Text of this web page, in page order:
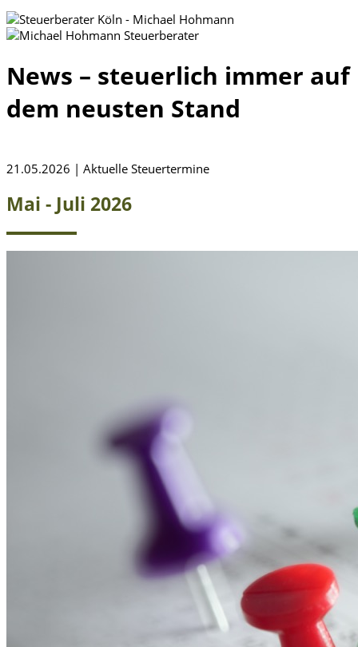
News – steuerlich immer auf
dem neusten Stand
21.05.2026 | Aktuelle Steuertermine
Mai - Juli 2026